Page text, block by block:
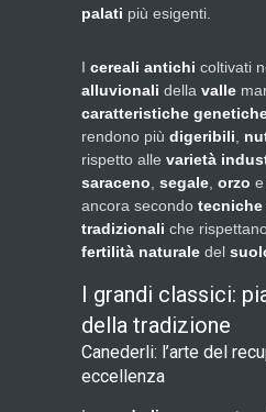
palati più esigenti.
I cereali antichi coltivati
alluvionali della valle
caratteristiche
rendono più digeribili
rispetto alle varietà
saraceno segale orzo e
ancora secondo
tradizionali che
fertilità naturale del
I grandi classici:
della tradizione
Canederli: l’arte del
eccellenza